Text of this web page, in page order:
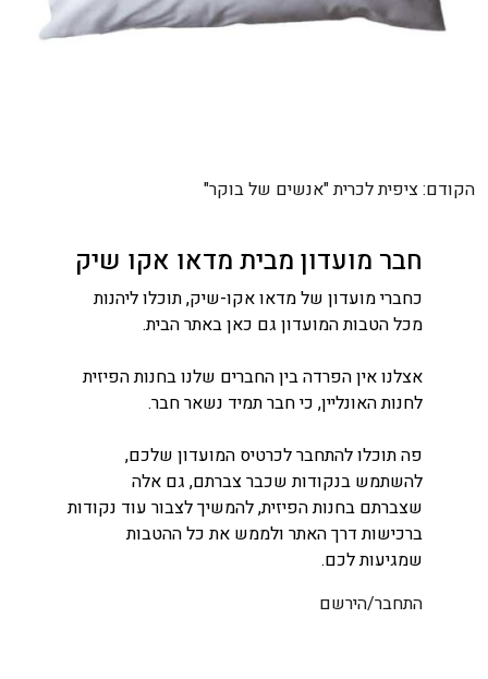
ניווט
הקודם:ציפית לכרית "אנשים של בוקר"
חבר מועדון מבית מדאו אקו שיק
כחברי מועדון של מדאו אקו-שיק, תוכלו ליהנות
מכל הטבות המועדון גם כאן באתר הבית.
אצלנו אין הפרדה בין החברים שלנו בחנות הפיזית
לחנות האונליין, כי חבר תמיד נשאר חבר.
פה תוכלו להתחבר לכרטיס המועדון שלכם,
להשתמש בנקודות שכבר צברתם, גם אלה
שצברתם בחנות הפיזית, להמשיך לצבור עוד נקודות
ברכישות דרך האתר ולממש את כל ההטבות
שמגיעות לכם.
התחבר/הירשם